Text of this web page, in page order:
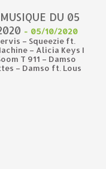
DU 05
- 05/10/2020
– Squeezie ft.
– Alicia Keys I
T 911 – Damso
– Damso ft. Lous